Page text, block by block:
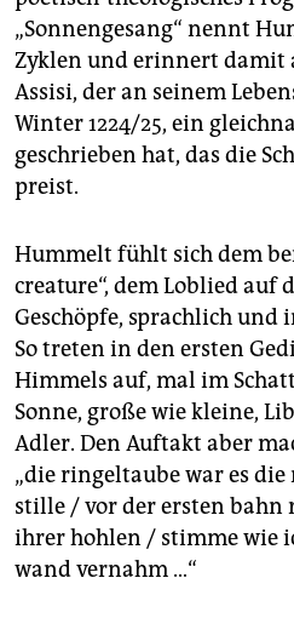
„Sonnengesang“ nennt
Zyklen und erinnert damit
Assisi, der an seinem
Winter 1224/25, ein
geschrieben hat, das die
preist.
Hummelt fühlt sich dem
creature“, dem Loblied auf
Geschöpfe, sprachlich
So treten in den ersten
Himmels auf, mal im
Sonne, große wie kleine,
Adler. Den Auftakt aber
„die ringeltaube war es
stille / vor der ersten bahn
ihrer hohlen / stimme wie
wand vernahm …“